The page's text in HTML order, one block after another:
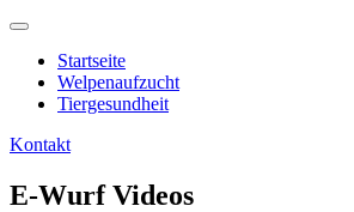
Startseite
Welpenaufzucht
Tiergesundheit
Kontakt
E-Wurf Videos